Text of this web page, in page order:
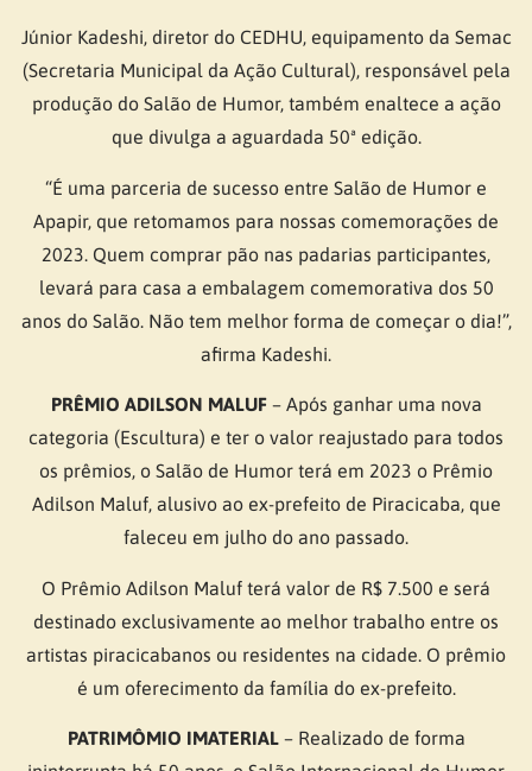
Júnior Kadeshi, diretor do CEDHU, equipamento da Semac
(Secretaria Municipal da Ação Cultural), responsável pela
produção do Salão de Humor, também enaltece a ação
que divulga a aguardada 50ª edição.
“É uma parceria de sucesso entre Salão de Humor e
Apapir, que retomamos para nossas comemorações de
2023. Quem comprar pão nas padarias participantes,
levará para casa a embalagem comemorativa dos 50
anos do Salão. Não tem melhor forma de começar o dia!”,
afirma Kadeshi.
PRÊMIO ADILSON MALUF– Após ganhar uma nova
categoria (Escultura) e ter o valor reajustado para todos
os prêmios, o Salão de Humor terá em 2023 o Prêmio
Adilson Maluf, alusivo ao ex-prefeito de Piracicaba, que
faleceu em julho do ano passado.
O Prêmio Adilson Maluf terá valor de R$ 7.500 e será
destinado exclusivamente ao melhor trabalho entre os
artistas piracicabanos ou residentes na cidade. O prêmio
é um oferecimento da família do ex-prefeito.
PATRIMÔMIO IMATERIAL– Realizado de forma